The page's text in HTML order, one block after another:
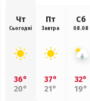
Чт
Сьогодні
36°
20°
Пт
Завтра
37°
21°
Сб
08.08
32°
19°